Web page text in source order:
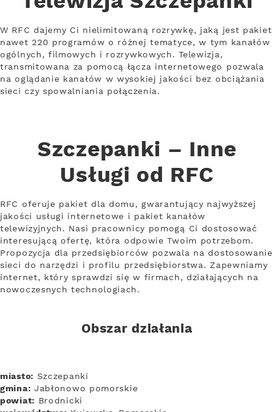
W RFC dajemy Ci nielimitowaną rozrywkę, jaką jest pakiet
nawet 220 programów o różnej tematyce, w tym kanałów
ogólnych, filmowych i rozrywkowych. Telewizja,
transmitowana za pomocą łącza internetowego pozwala
na oglądanie kanałów w wysokiej jakości bez obciążania
sieci czy spowalniania połączenia.
Szczepanki – Inne
Usługi od RFC
RFC oferuje pakiet dla domu, gwarantujący najwyższej
jakości usługi internetowe i pakiet kanałów
telewizyjnych. Nasi pracownicy pomogą Ci dostosować
interesującą ofertę, która odpowie Twoim potrzebom.
Propozycja dla przedsiębiorców pozwala na dostosowanie
sieci do narzędzi i profilu przedsiębiorstwa. Zapewniamy
internet, który sprawdzi się w firmach, działających na
nowoczesnych technologiach.
Obszar działania
miasto: Szczepanki
gmina: Jabłonowo pomorskie
powiat: Brodnicki